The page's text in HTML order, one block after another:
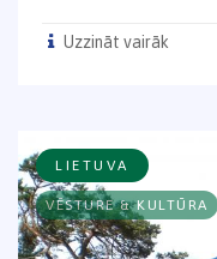
Uzzināt vairāk
LIETUVA
VĒSTURE & KULTŪRA